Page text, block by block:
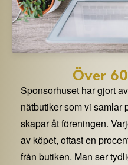
Över
Sponsorhuset har gjort
nätbutiker som vi samlar
skapar åt föreningen.
av köpet, oftast en
från butiken. Man ser